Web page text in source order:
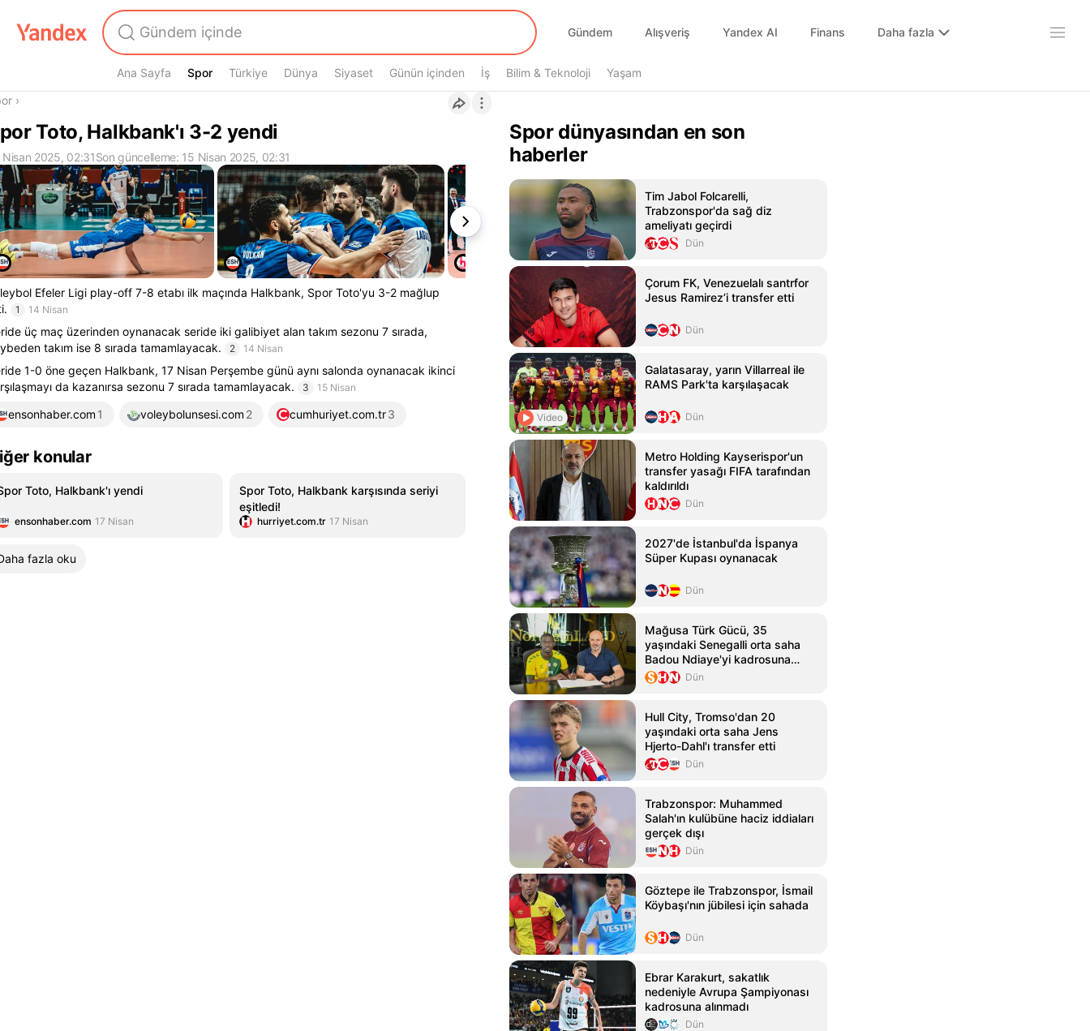
Gündem Alışveriş Yandex AI Finans Daha fazla
Ana Sayfa Spor
Spor Türkiye Dünya Siyaset Günün içinden İş Bilim & Teknoloji Yaşam
›
Toto, Halkbank'ı 3-2 yendi
Nisan 2025, 02:31Son güncelleme: 15 Nisan 2025, 02:31
Efeler Ligi play-off 7-8 etabı ilk maçında Halkbank, Spor Toto'yu 3-2 mağlup
1 14 Nisan
üç maç üzerinden oynanacak seride iki galibiyet alan takım sezonu 7 sırada,
takım ise 8 sırada tamamlayacak.
2 14 Nisan
1-0 öne geçen Halkbank, 17 Nisan Perşembe günü aynı salonda oynanacak ikinci
da kazanırsa sezonu 7 sırada tamamlayacak.
3 15 Nisan
ensonhaber.com 1 voleybolunsesi.com 2 cumhuriyet.com.tr3
konular
Toto, Halkbank'ı yendi
ensonhaber.com 17 Nisan
Spor Toto, Halkbank karşısında seriyi
eşitledi!
hurriyet.com.tr 17 Nisan
fazla oku
Spor dünyasından en son
haberler
Tim Jabol Folcarelli,
Trabzonspor'da sağ diz
ameliyatı geçirdi
Dün
Çorum FK, Venezuelalı santrfor
Jesus Ramirez’i transfer etti
Dün
Video
Galatasaray, yarın Villarreal ile
RAMS Park'ta karşılaşacak
Dün
Metro Holding Kayserispor'un
transfer yasağı FIFA tarafından
kaldırıldı
Dün
2027'de İstanbul'da İspanya
Süper Kupası oynanacak
Dün
Mağusa Türk Gücü, 35
yaşındaki Senegalli orta saha
Badou Ndiaye'yi kadrosuna
kattı
Dün
Hull City, Tromso'dan 20
yaşındaki orta saha Jens
Hjerto-Dahl'ı transfer etti
Dün
Trabzonspor: Muhammed
Salah'ın kulübüne haciz iddiaları
gerçek dışı
Dün
Göztepe ile Trabzonspor, İsmail
Köybaşı'nın jübilesi için sahada
Dün
Ebrar Karakurt, sakatlık
nedeniyle Avrupa Şampiyonası
kadrosuna alınmadı
Dün